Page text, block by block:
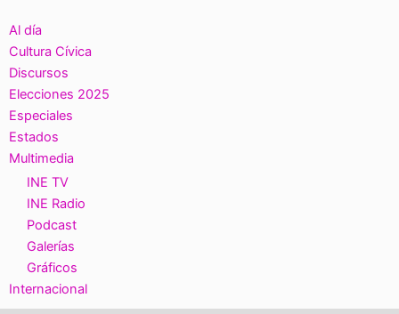
Al día
Cultura Cívica
Discursos
Elecciones 2025
Especiales
Estados
Multimedia
INE TV
INE Radio
Podcast
Galerías
Gráficos
Internacional